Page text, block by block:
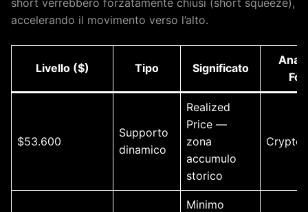
accelerando il movimento verso l’alto.
Livello ($) Tipo Significato
$53.600
Supporto
dinamico
Realized
Price —
zona
accumulo
storico
Minimo